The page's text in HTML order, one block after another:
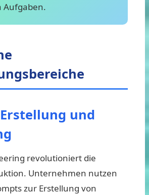
Aufgaben.
und
revolutioniert die
Unternehmen nutzen
zur Erstellung von